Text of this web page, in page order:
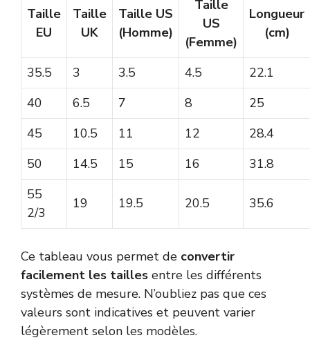
Taille
EU
Taille
UK
Taille US
(Homme)
Taille
US
(Femme)
Longueur
(cm)
35.5 3 3.5 4.5
22.1
40
6.5 7 8
25
45
10.5 11 12
28.4
50
14.5 15 16
31.8
55
2/3
19 19.5 20.5 35.6
Ce tableau vous permet de convertir
facilement les tailles entre les différents
systèmes de mesure. N’oubliez pas que ces
valeurs sont indicatives et peuvent varier
légèrement selon les modèles.